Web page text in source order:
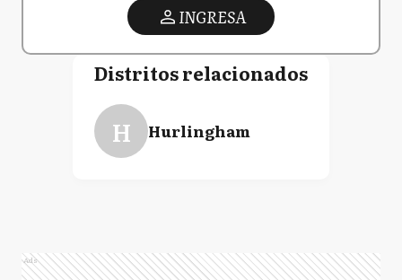
INGRESA
Distritos relacionados
H Hurlingham
Ads